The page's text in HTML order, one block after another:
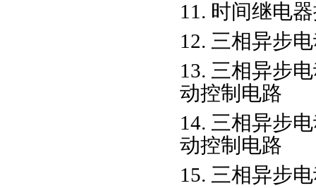
11. 时间继电
12. 三相异步
13. 三相异步
动控制电路
14. 三相异步
动控制电路
15. 三相异步